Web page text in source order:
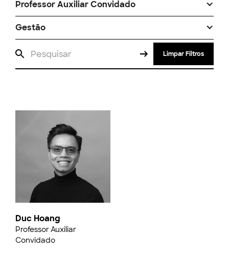
Professor Auxiliar Convidado
Gestão
Limpar Filtros
Duc Hoang
Professor Auxiliar
Convidado